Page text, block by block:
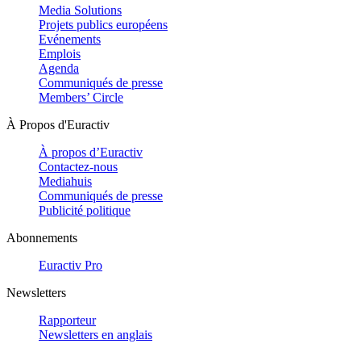
Media Solutions
Projets publics européens
Evénements
Emplois
Agenda
Communiqués de presse
Members’ Circle
À Propos d'Euractiv
À propos d’Euractiv
Contactez-nous
Mediahuis
Communiqués de presse
Publicité politique
Abonnements
Euractiv Pro
Newsletters
Rapporteur
Newsletters en anglais